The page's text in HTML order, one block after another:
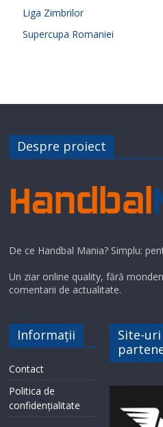
Liga Zimbrilor
Supercupa Romaniei
Despre proiect
De ce Handbal Mania? Simplu:
Un ziar online quality, fără
comentarii de actualitate.
Informații
Contact
Politica de
confidențialitate
Site-uri